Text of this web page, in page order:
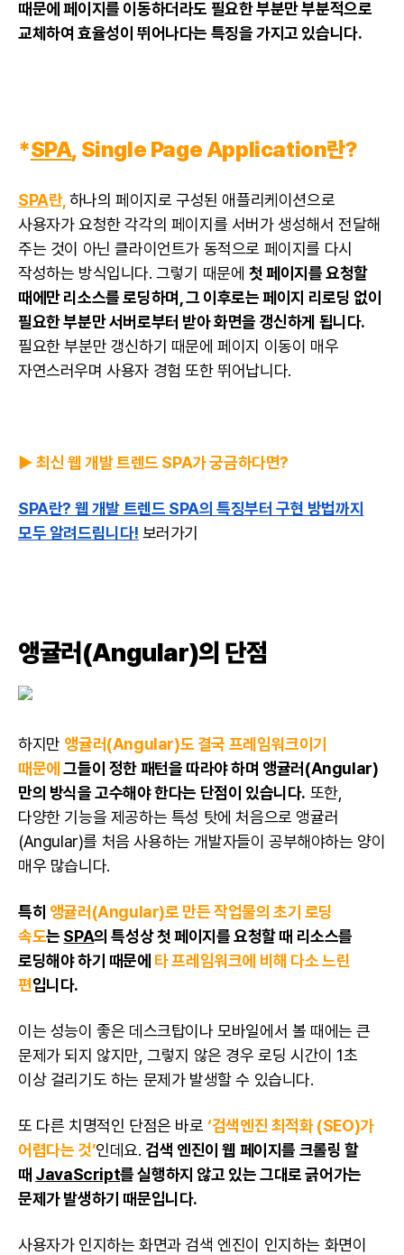
때문에 페이지를 이동하더라도 필요한 부분만 부분적으로
교체하여 효율성이 뛰어나다는 특징을 가지고 있습니다.
*SPA, Single Page Application란?
SPA란, 하나의 페이지로 구성된 애플리케이션으로
사용자가 요청한 각각의 페이지를 서버가 생성해서 전달해
주는 것이 아닌 클라이언트가 동적으로 페이지를 다시
작성하는 방식입니다. 그렇기 때문에첫 페이지를 요청할
때에만 리소스를 로딩하며, 그 이후로는 페이지 리로딩 없이
필요한 부분만 서버로부터 받아 화면을 갱신하게 됩니다.
필요한 부분만 갱신하기 때문에 페이지 이동이 매우
자연스러우며 사용자 경험 또한 뛰어납니다.
▶️ 최신 웹 개발 트렌드 SPA가 궁금하다면?
SPA란? 웹 개발 트렌드 SPA의 특징부터 구현 방법까지
모두 알려드립니다! 보러가기
앵귤러(Angular)의 단점
하지만 앵귤러(Angular)도 결국 프레임워크이기
때문에그들이 정한 패턴을 따라야 하며 앵귤러(Angular)
만의 방식을 고수해야 한다는 단점이 있습니다. 또한,
다양한 기능을 제공하는 특성 탓에 처음으로 앵귤러
(Angular)를 처음 사용하는 개발자들이 공부해야하는 양이
매우 많습니다.
특히 앵귤러(Angular)로 만든 작업물의 초기 로딩
속도는 SPA의 특성상 첫 페이지를 요청할 때 리소스를
로딩해야 하기 때문에 타 프레임워크에 비해 다소 느린
편입니다.
이는 성능이 좋은 데스크탑이나 모바일에서 볼 때에는 큰
문제가 되지 않지만, 그렇지 않은 경우 로딩 시간이 1초
이상 걸리기도 하는 문제가 발생할 수 있습니다.
또 다른 치명적인 단점은 바로‘검색엔진 최적화 (SEO)가
어렵다는 것’인데요. 검색 엔진이 웹 페이지를 크롤링 할
때 JavaScript를 실행하지 않고 있는 그대로 긁어가는
문제가 발생하기 때문입니다.
사용자가 인지하는 화면과 검색 엔진이 인지하는 화면이